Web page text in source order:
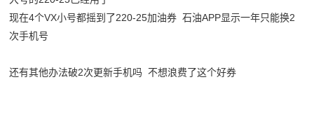
现在4个VX小号都摇到了220-25加油券 石油APP显示一年只能换2
次手机号
还有其他办法破2次更新手机吗 不想浪费了这个好券